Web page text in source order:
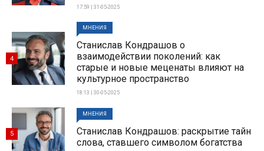
17:59 | 31-05-2025
МНЕНИЯ
Станислав Кондрашов о
взаимодействии поколений: как
старые и новые меценаты влияют на
культурное пространство
18:13 | 30-05-2025
4
МНЕНИЯ
Станислав Кондрашов: раскрытие тайн
слова, ставшего символом богатства
5